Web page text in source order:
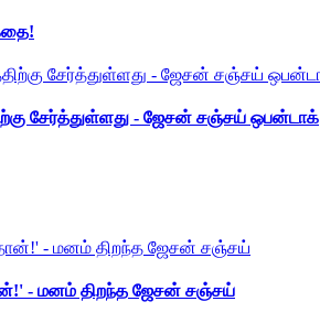
சேர்த்துள்ளது - ஜேசன் சஞ்சய் ஒபன்டாக்
- மனம் திறந்த ஜேசன் சஞ்சய்